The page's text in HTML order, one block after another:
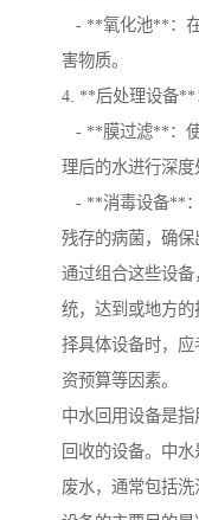
- **氧化池**：
害物质。
4. **后处理设备**
- **膜过滤**：
理后的水进行深度
- **消毒设备**
残存的病菌，确保
通过组合这些设
统，达到或地方
择具体设备时，
资预算等因素。
中水回用设备是
回收的设备。中
废水，通常包括